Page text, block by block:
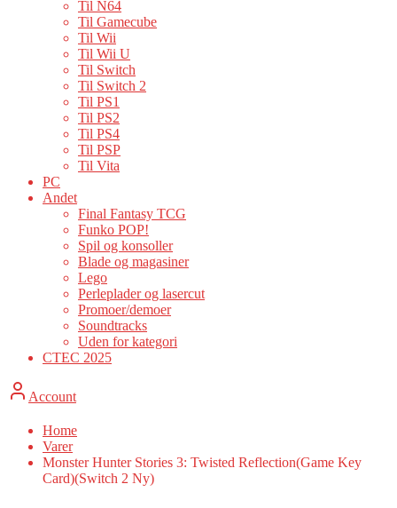
Til N64
Til Gamecube
Til Wii
Til Wii U
Til Switch
Til Switch 2
Til PS1
Til PS2
Til PS4
Til PSP
Til Vita
PC
Andet
Final Fantasy TCG
Funko POP!
Spil og konsoller
Blade og magasiner
Lego
Perleplader og lasercut
Promoer/demoer
Soundtracks
Uden for kategori
CTEC 2025
Account
Home
Varer
Monster Hunter Stories 3: Twisted Reflection(Game Key
Card)(Switch 2 Ny)